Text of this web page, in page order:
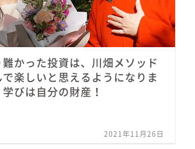
難かった投資は、川畑メソッド
で楽しいと思えるようになりま
学びは自分の財産！
2021年11月26日